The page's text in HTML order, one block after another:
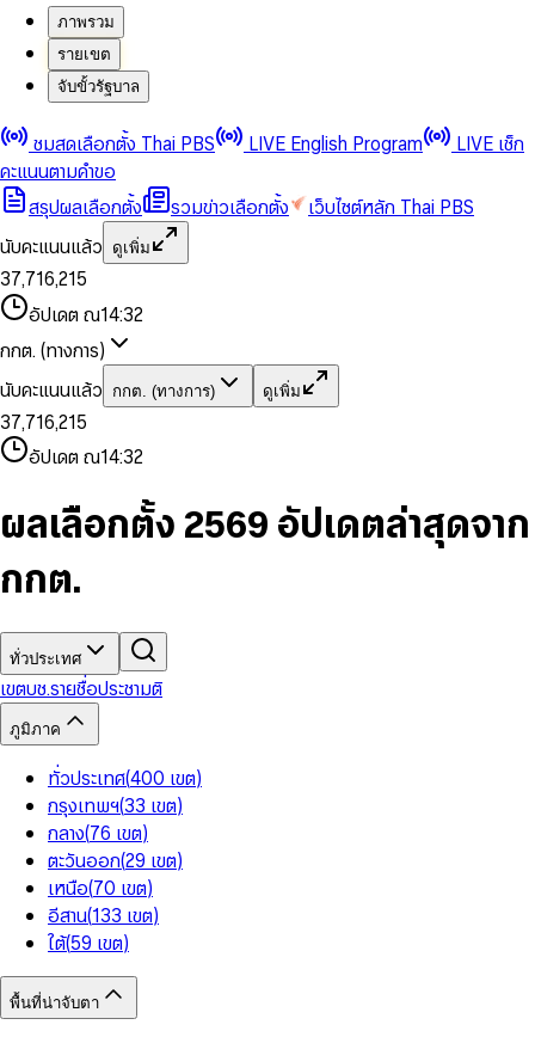
ภาพรวม
รายเขต
จับขั้วรัฐบาล
ชมสดเลือกตั้ง Thai PBS LIVE English Program
LIVE เช็ก
คะแนนตามคำขอ
สรุปผลเลือกตั้ง
รวมข่าวเลือกตั้ง
เว็บไซต์หลัก Thai PBS
นับคะแนนแล้ว
ดูเพิ่ม
0
1
2
3
4
5
6
8
9
0
1
2
3
4
5
6
7
8
9
,
0
1
2
4
6
7
8
9
0
1
2
3
4
5
6
7
8
9
0
1
3
5
6
7
8
9
,
1
2
4
5
7
8
9
0
1
3
4
6
7
8
9
0
2
3
4
5
7
8
อัปเดต ณ14:32
กกต. (ทางการ)
นับคะแนนแล้ว
กกต. (ทางการ) ดูเพิ่ม
0
1
2
3
4
5
7
8
0
1
2
4
5
6
7
8
9
,
0
1
2
4
6
7
8
9
0
1
2
3
5
6
8
9
0
1
3
5
6
7
8
,
1
2
4
6
7
9
0
1
3
5
6
8
9
0
2
3
4
5
7
9
อัปเดต ณ14:32
ผลเลือกตั้ง 2569 อัปเดตล่าสุดจาก
กกต.
ทั่วประเทศ
เขตบช.รายชื่อประชามติ
ภูมิภาค
ทั่วประเทศ(400 เขต)
กรุงเทพฯ(33 เขต)
กลาง(76 เขต)
ตะวันออก(29 เขต)
เหนือ(70 เขต)
อีสาน(133 เขต)
ใต้(59 เขต)
พื้นที่น่าจับตา